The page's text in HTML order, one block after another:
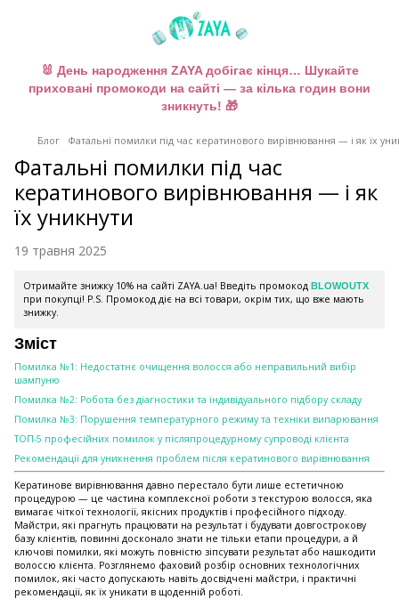
🐰 День народження ZAYA добігає кінця… Шукайте
приховані промокоди на сайті — за кілька годин вони
зникнуть! 🎁
Блог Фатальні помилки під час кератинового вирівнювання — і як їх
Фатальні помилки під час
кератинового вирівнювання — і як
їх уникнути
19 травня 2025
Отримайте знижку 10% на сайті ZAYA.ua! Введіть промокод BLOWOUTX
при покупці! P.S. Промокод діє на всі товари, окрім тих, що вже мають
знижку.
Зміст
Помилка №1: Недостатнє очищення волосся або неправильний вибір
шампуню
Помилка №2: Робота без діагностики та індивідуального підбору складу
Помилка №3: Порушення температурного режиму та техніки випарювання
ТОП-5 професійних помилок у післяпроцедурному супроводі клієнта
Рекомендації для уникнення проблем після кератинового вирівнювання
Кератинове вирівнювання давно перестало бути лише естетичною
процедурою — це частина комплексної роботи з текстурою волосся, яка
вимагає чіткої технології, якісних продуктів і професійного підходу.
Майстри, які прагнуть працювати на результат і будувати довгострокову
базу клієнтів, повинні досконало знати не тільки етапи процедури, а й
ключові помилки, які можуть повністю зіпсувати результат або нашкодити
волоссю клієнта. Розглянемо фаховий розбір основних технологічних
помилок, які часто допускають навіть досвідчені майстри, і практичні
рекомендації, як їх уникати в щоденній роботі.